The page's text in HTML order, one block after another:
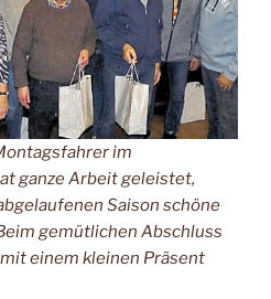
im
ganze Arbeit geleistet,
Saison schöne
gemütlichen Abschluss
einem kleinen Präsent